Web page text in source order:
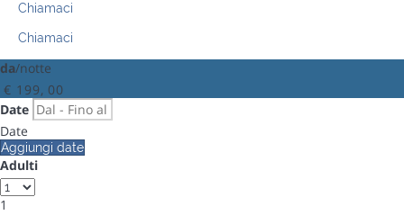
Chiamaci
Chiamaci
da/notte
€ 199, 00
Date
Date
Aggiungi date
Adulti
1